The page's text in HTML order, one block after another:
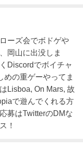
ーズ会でボドゲや
岡山に出没しま
Discordでボイチャ
めの重ゲーやってま
Lisboa, On Mars, 故
で遊んでくれる方
募はTwitterのDMな
！